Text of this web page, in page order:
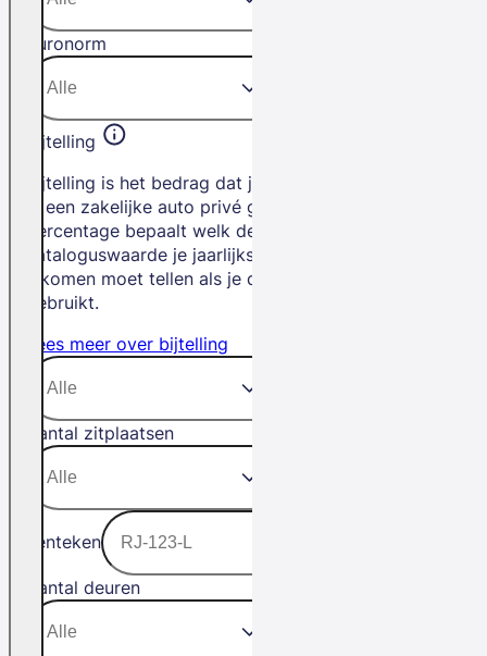
Euronorm
Bijtelling
Bijtelling is het bedrag dat je betaalt als
je een zakelijke auto privé gebruikt. Het
percentage bepaalt welk deel van de
cataloguswaarde je jaarlijks bij je
inkomen moet tellen als je de auto privé
gebruikt.
Lees meer over bijtelling
Aantal zitplaatsen
Kenteken
Aantal deuren